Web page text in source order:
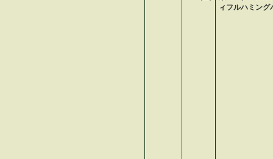
ィフルハミング